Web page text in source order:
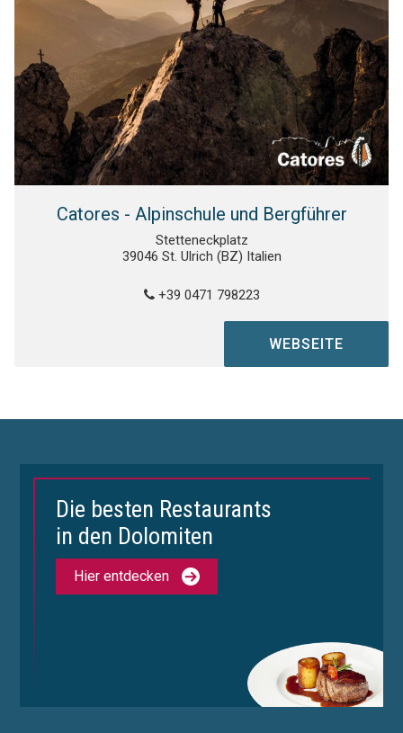
Catores - Alpinschule und Bergführer
Stetteneckplatz
39046 St. Ulrich (BZ) Italien
+39 0471 798223
WEBSEITE
Die besten Restaurants
in den Dolomiten
Hier entdecken